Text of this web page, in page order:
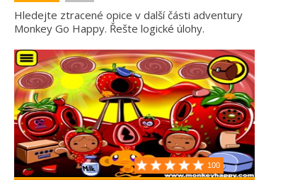
Hledejte ztracené opice v další části adventury
Monkey Go Happy. Řešte logické úlohy.
100